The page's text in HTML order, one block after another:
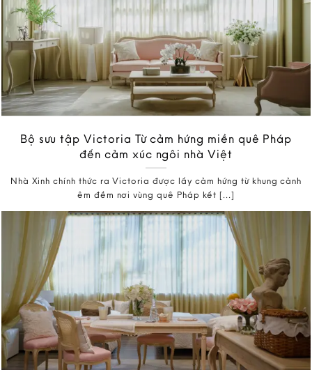
Bộ sưu tập Victoria Từ cảm hứng miền quê Pháp
đến cảm xúc ngôi nhà Việt
Nhà Xinh chính thức ra Victoria được lấy cảm hứng từ khung cảnh
êm đềm nơi vùng quê Pháp kết [...]